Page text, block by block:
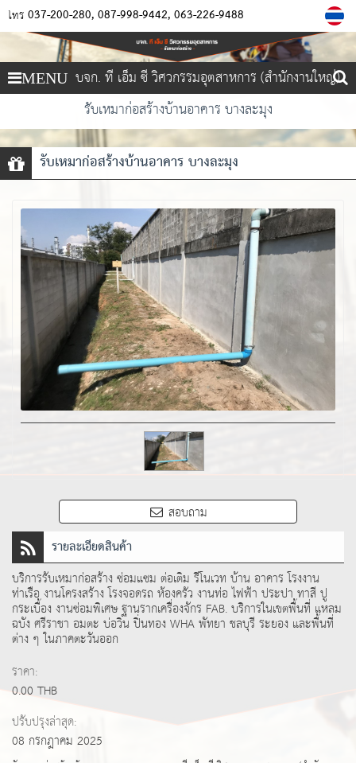
โทร 037-200-280 087-998-9442 063-226-9488
MENU บจก. ที เอ็ม ซี วิศวกรรมอุตสาหการ (สำนักงานใหญ่)
รับเหมาก่อสร้างบ้านอาคาร บางละมุง
รับเหมาก่อสร้างบ้านอาคาร บางละมุง
สอบถาม
รายละเอียดสินค้า
บริการรับเหมาก่อสร้าง ซ่อมแซม ต่อเติม รีโนเวท บ้าน อาคาร โรงงาน
ท่าเรือ งานโครงสร้าง โรงจอดรถ ห้องครัว งานท่อ ไฟฟ้า ประปา ทาสี ปู
กระเบื้อง งานซ่อมพิเศษ ฐานรากเครื่องจักร FAB. บริการในเขตพื้นที่ แหลม
ฉบัง ศรีราชา อมตะ บ่อวิน ปิ่นทอง WHA พัทยา ชลบุรี ระยอง และพื้นที่
ต่าง ๆ ในภาคตะวันออก
ราคา:
0.00 THB
ปรับปรุงล่าสุด:
08 กรกฎาคม 2025